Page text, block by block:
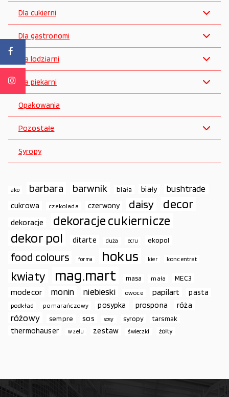
Dla cukierni
Dla gastronomi
Dla lodziarni
Dla piekarni
Opakowania
Pozostałe
Syropy
ako barbara barwnik biała biały bushtrade
cukrowa czekolada czerwony daisy decor
dekoracje dekoracje cukiernicze
dekor pol ditarte duża ecru ekopol
food colours forma hokus kier koncentrat
kwiaty mag.mart masa mała MEC3
modecor monin niebieski owoce papilart pasta
podkład pomarańczowy posypka prospona róża
różowy sempre sos sosy syropy tarsmak
thermohauser w żelu zestaw świeczki żółty